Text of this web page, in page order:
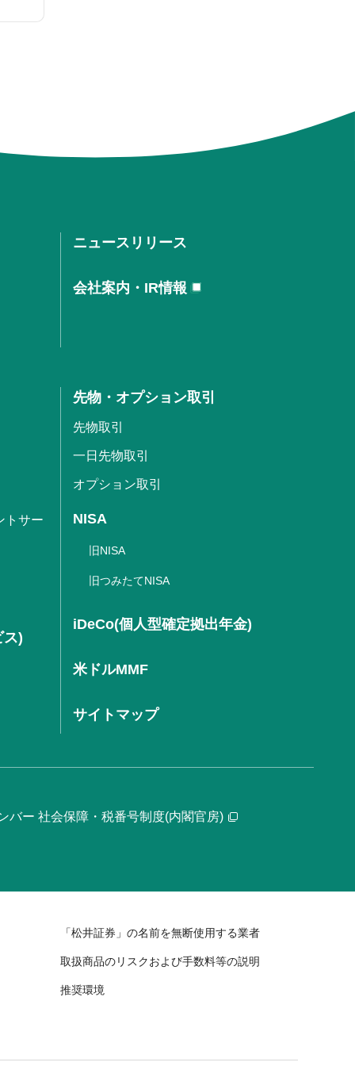
ニュースリリース
会社案内・IR情報
トサー
ス)
先物・オプション取引
先物取引
一日先物取引
オプション取引
NISA
旧NISA
旧つみたてNISA
iDeCo(個人型確定拠出年金)
米ドルMMF
サイトマップ
バー 社会保障・税番号制度(内閣官房)
「松井証券」の名前を無断使用する業者
取扱商品のリスクおよび手数料等の説明
推奨環境